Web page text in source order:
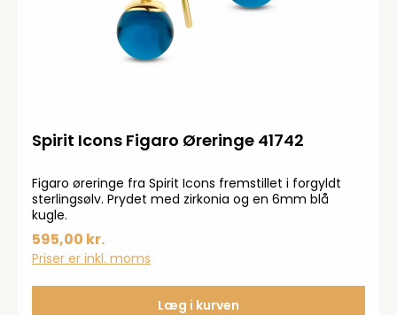
Spirit Icons Figaro Øreringe 41742
Figaro øreringe fra Spirit Icons fremstillet i forgyldt
sterlingsølv. Prydet med zirkonia og en 6mm blå
kugle.
595,00 kr.
Priser er inkl. moms
Læg i kurven